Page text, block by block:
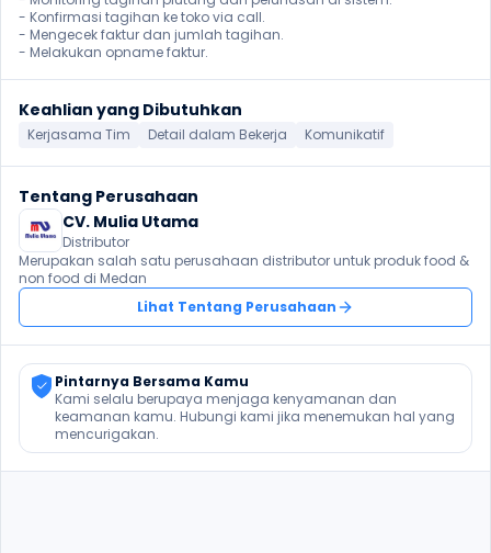
- Konfirmasi tagihan ke toko via call.
- Mengecek faktur dan jumlah tagihan.
- Melakukan opname faktur.
Keahlian yang Dibutuhkan
Kerjasama Tim Detail dalam Bekerja Komunikatif
Tentang Perusahaan
CV. Mulia Utama
Distributor
Merupakan salah satu perusahaan distributor untuk produk food &
non food di Medan
Lihat Tentang Perusahaan
Pintarnya Bersama Kamu
Kami selalu berupaya menjaga kenyamanan dan
keamanan kamu. Hubungi kami jika menemukan hal yang
mencurigakan.